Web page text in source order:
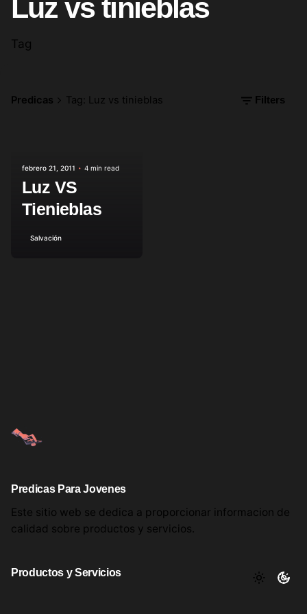
Luz vs tinieblas
Tag
Predicas Tag: Luz vs tinieblas Filters
febrero 21, 2011 4 min read
Luz VS
Tienieblas
Salvación
Predicas Para Jovenes
Este sitio web se dedica a proporcionar informacion de
calidad sobre productos y servicios.
Productos y Servicios